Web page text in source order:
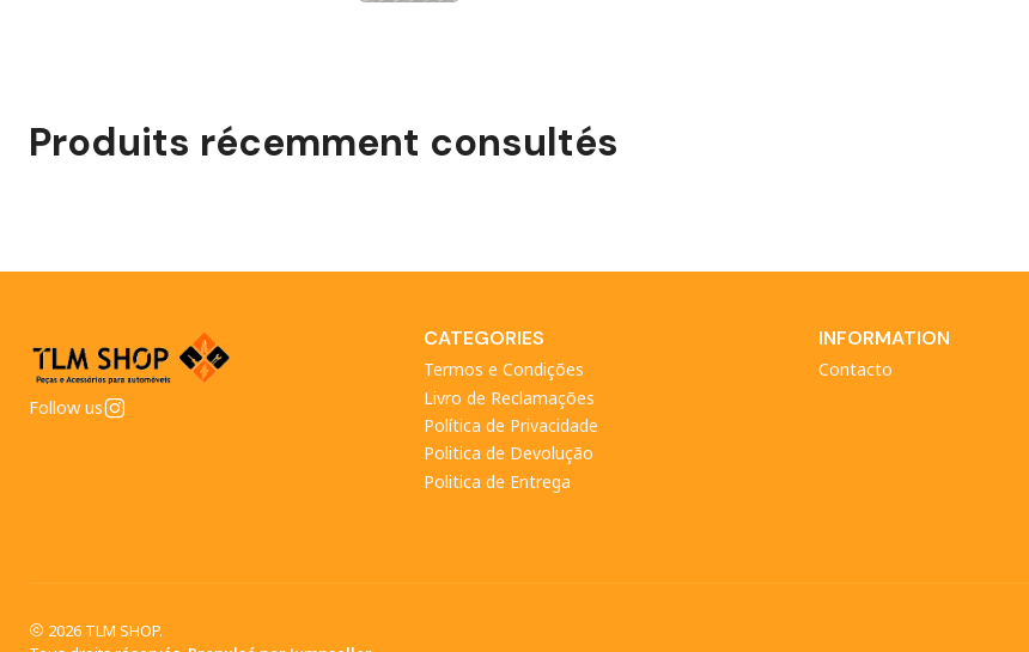
Produits récemment consultés
Follow us
CATEGORIES
Termos e Condições
Livro de Reclamações
Política de Privacidade
Politica de Devolução
Politica de Entrega
INFORMATION
Contacto
2026 TLM SHOP.